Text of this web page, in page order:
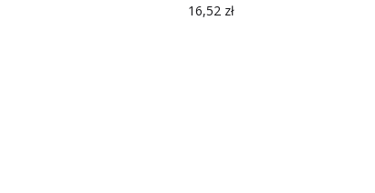
16,52 zł